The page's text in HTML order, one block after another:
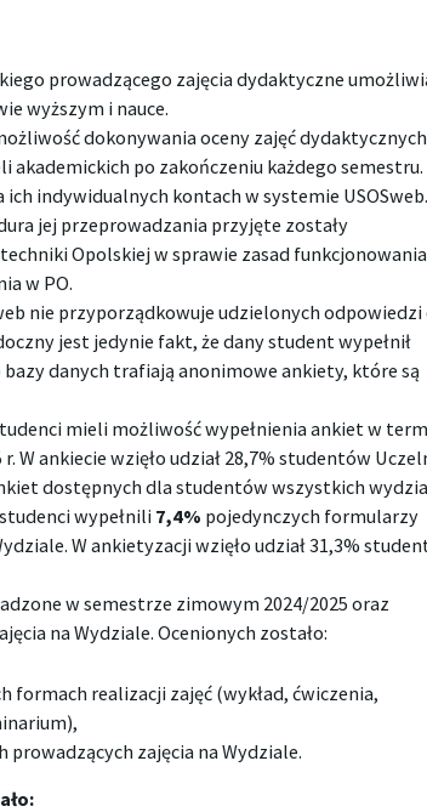
prowadzącego zajęcia dydaktyczne
wyższym i nauce.
dokonywania oceny zajęć
akademickich po zakończeniu każdego semestru.
indywidualnych kontach w systemie USOSweb.
jej przeprowadzania przyjęte zostały
Opolskiej w sprawie zasad funkcjonowania
w PO.
nie przyporządkowuje udzielonych odpowiedzi
jest jedynie fakt, że dany student wypełnił
bazy danych trafiają anonimowe ankiety, które są
mieli możliwość wypełnienia ankiet w
W ankiecie wzięło udział 28,7% studentów
dostępnych dla studentów wszystkich
studenci wypełnili 7,4% pojedynczych formularzy
W ankietyzacji wzięło udział 31,3%
w semestrze zimowym 2024/2025 oraz
na Wydziale. Ocenionych zostało:
formach realizacji zajęć (wykład, ćwiczenia,
prowadzących zajęcia na Wydziale.